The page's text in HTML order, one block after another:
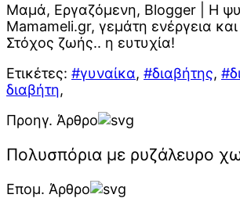
Μαμά, Εργαζόμενη, Blogger | Η
Mamameli.gr, γεμάτη ενέργεια και
Στόχος ζωής.. η ευτυχία!
Ετικέτες: #γυναίκα, #διαβήτης,
διαβήτη,
Προηγ. Άρθρο
Πολυσπόρια με ρυζάλευρο
Επομ. Άρθρο